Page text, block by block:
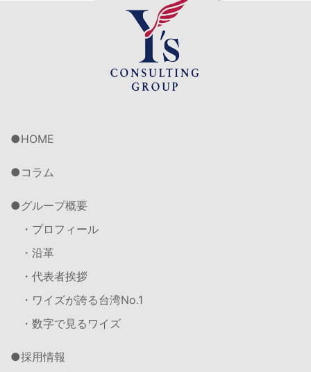
HOME
コラム
グループ概要
・プロフィール
・沿革
・代表者挨拶
・ワイズが誇る台湾No.1
・数字で見るワイズ
採用情報